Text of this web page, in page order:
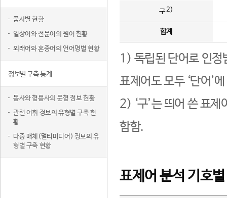
품사별 현황
일상어와 전문어의 원어 현황
외래어와 혼종어의 언어명별 현황
정보별 구축 통계
동사와 형용사의 문형 정보 현황
관련 어휘 정보의 유형별 구축 현
황
다중 매체(멀티미디어) 정보의 유
형별 구축 현황
구2)
합계
1) 독립된 단어로 인정
표제어도 모두 ‘단어’
2) ‘구’는 띄어 쓴 표
함함.
표제어 분석 기호